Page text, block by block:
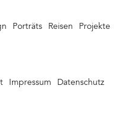
Porträts Reisen Projekte
Impressum Datenschutz